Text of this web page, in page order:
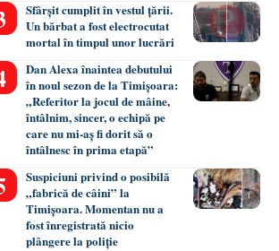
Sfârșit cumplit în vestul țării.
Un bărbat a fost electrocutat
mortal în timpul unor lucrări
Dan Alexa înaintea debutului
în noul sezon de la Timișoara:
„Referitor la jocul de mâine,
întâlnim, sincer, o echipă pe
care nu mi-aș fi dorit să o
întâlnesc în prima etapă”
Suspiciuni privind o posibilă
„fabrică de câini” la
Timișoara. Momentan nu a
fost înregistrată nicio
plângere la poliție